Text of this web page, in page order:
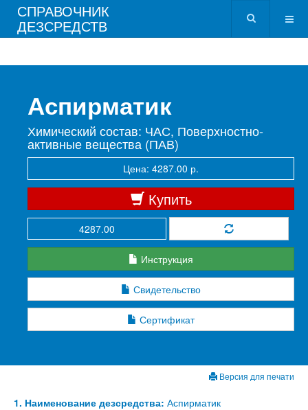
СПРАВОЧНИК
ДЕЗСРЕДСТВ
Аспирматик
Химический состав: ЧАС, Поверхностно-
активные вещества (ПАВ)
Цена: 4287.00 р.
Купить
Инструкция
Свидетельство
Сертификат
Версия для печати
1. Наименование дезсредства: Аспирматик